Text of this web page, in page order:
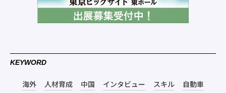
KEYWORD
海外 人材育成 中国 インタビュー スキル 自動車